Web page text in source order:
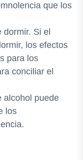
que los
Si el
los efectos
para los
conciliar el
alcohol puede
los